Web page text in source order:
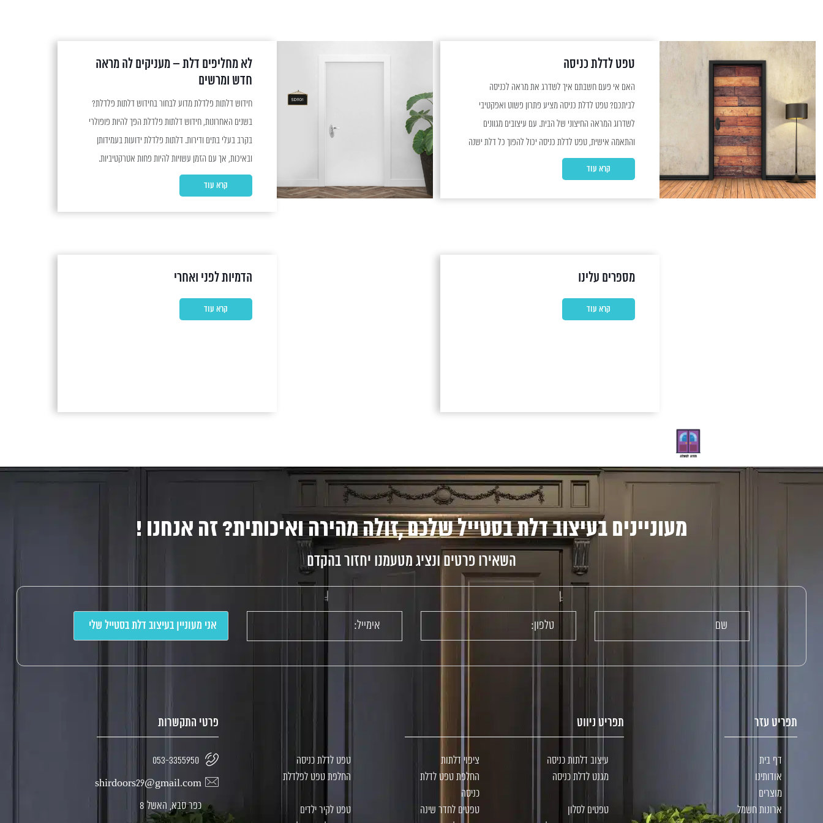
טפט לדלת כניסה
האם אי פעם חשבתם איך לשדרג את מראה לכניסה
לביתכם? טפט לדלת כניסה מציע פתרון פשוט ואפקטיבי
לשדרוג המראה החיצוני של הבית. עם עיצובים מגוונים
והתאמה אישית, טפט לדלת כניסה יכול להפוך כל דלת ישנה
כניסה יתרון מרכזי של טפט לדלת כניסה הוא...
קרא עוד
לא מחליפים דלת – מעניקים לה מראה
חדש ומרשים
חידוש דלתות פלדלת מדוע לבחור בחידוש דלתות פלדלת?
בשנים האחרונות, חידוש דלתות פלדלת הפך להיות פופולרי
בקרב בעלי בתים ודירות. דלתות פלדלת ידועות בעמידותן
ובאיכות, אך עם הזמן עשויות להיות פחות אטרקטיביות.
במקום להחליף את הדלת כולה, ניתן לשקול אפשרות של
פלדלת תהליך חידוש דלתות פלדלת מציע...
קרא עוד
מספרים עלינו
קרא עוד
הדמיות לפני ואחרי
קרא עוד
מעוניינים בעיצוב דלת בסטייל שלכם ,זולה מהירה ואיכותית? זה אנחנו !
השאירו פרטים ונציג מטעמנו יחזור בהקדם
תפריט עזר
דף בית
אודותינו
מוצרים
ארונות חשמל
תפריט ניווט
עיצוב דלתות כניסה ציפוי דלתות
טפט לדלת כניסה
מגנט לדלת כניסה
החלפת טפט לדלת
כניסה
החלפת טפט לפלדלת
טפטים לסלון טפטים לחדר שינה
טפט לקיר ילדים
פרטי התקשרות
053-3355950
shirdoors29@gmail.com
כפר סבא, האשל 8